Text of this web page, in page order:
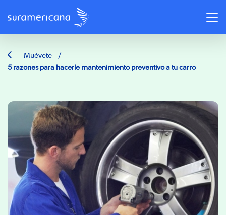
Muévete /
5 razones para hacerle mantenimiento preventivo a tu carro